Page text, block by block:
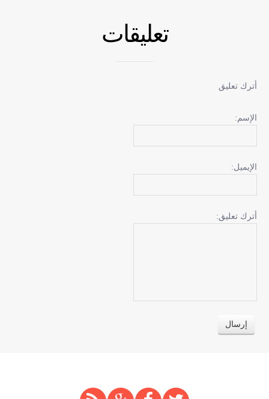
تعليقات
أترك تعليق
الإسم:
الإيميل:
أترك تعليق: